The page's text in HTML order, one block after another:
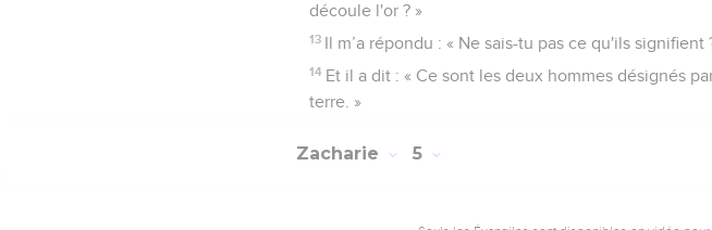
découle l'or ? »
13 Il m’a répondu : « Ne sais-tu pas ce qu'ils signifient
14 Et il a dit : « Ce sont les deux hommes désignés
terre. »
Zacharie 5